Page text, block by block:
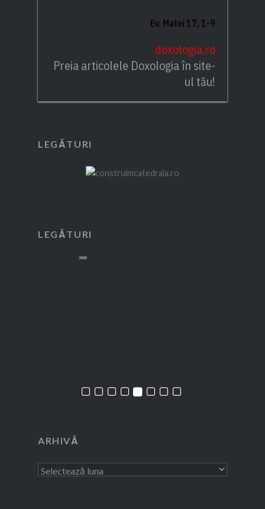
Ev. Matei 17, 1-9
doxologia.ro
Preia articolele Doxologia în site-
ul tău!
LEGĂTURI
LEGĂTURI
ARHIVĂ
Arhivă